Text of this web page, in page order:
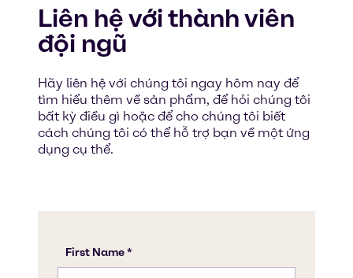
Liên hệ với thành viên
đội ngũ
Hãy liên hệ với chúng tôi ngay hôm nay để
tìm hiểu thêm về sản phẩm, để hỏi chúng tôi
bất kỳ điều gì hoặc để cho chúng tôi biết
cách chúng tôi có thể hỗ trợ bạn về một ứng
dụng cụ thể.